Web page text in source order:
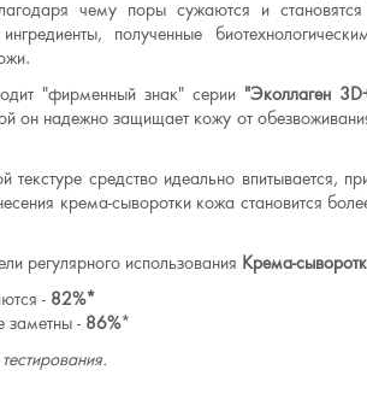
чему поры сужаются и
полученные
"фирменный знак" серии "Эколлаген
он надежно защищает кожу от
текстуре средство идеально впитывается,
крема-сыворотки кожа становится
регулярного использования Крема-
- 82%*
- 86%*